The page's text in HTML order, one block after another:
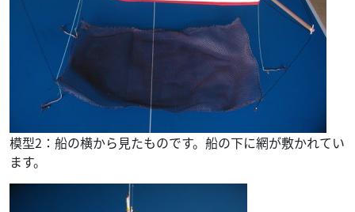
模型2：船の横から見たものです。船の下に網が敷かれてい
ます。